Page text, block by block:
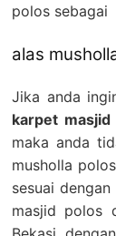
polos sebagai
alas
Jika anda
karpet masjid
maka anda
musholla
sesuai
masjid polos